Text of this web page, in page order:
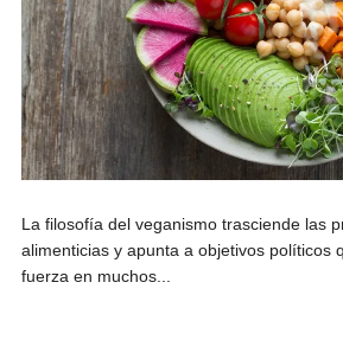
La filosofía del veganismo trasciende las
alimenticias y apunta a objetivos políticos
fuerza en muchos...